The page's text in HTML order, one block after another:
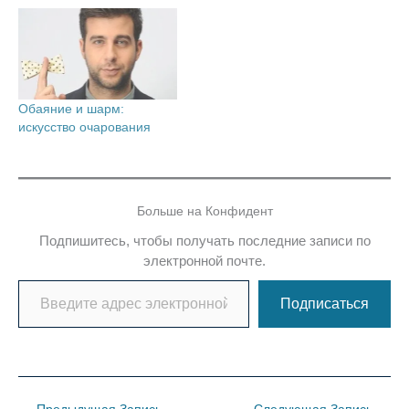
Обаяние и шарм:
искусство очарования
Больше на Конфидент
Подпишитесь, чтобы получать последние записи по
электронной почте.
Введите адрес электронной почты…
Подписаться